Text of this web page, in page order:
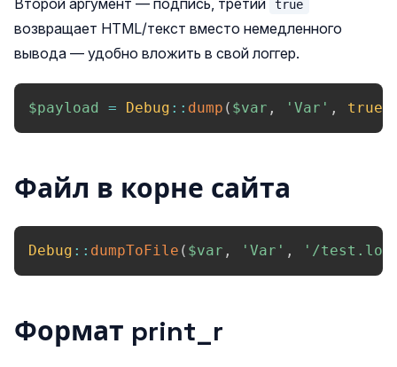
Второй аргумент — подпись, третий true
возвращает HTML/текст вместо немедленного
вывода — удобно вложить в свой логгер.
$payload = Debug :: dump ( $var , 'Var' , true
Файл в корне сайта
Debug :: dumpToFile ( $var , 'Var' , '/
Формат print_r